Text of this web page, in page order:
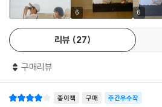
빠르면 어때요?
우리는 함께 기다리고
빨간 사과를 함께 먹을 거예요.
아이들의 제각각 성격이 있습니다.
동생 지호처럼 목표를 향해 직진하는 귀여운
6 6
리뷰 27
구매리뷰
종이책 구매 주간우수작